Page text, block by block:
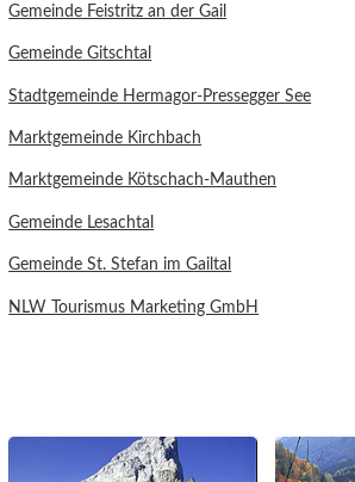
Gemeinde Feistritz an der Gail
Gemeinde Gitschtal
Stadtgemeinde Hermagor-Pressegger See
Marktgemeinde Kirchbach
Marktgemeinde Kötschach-Mauthen
Gemeinde Lesachtal
Gemeinde St. Stefan im Gailtal
NLW Tourismus Marketing GmbH